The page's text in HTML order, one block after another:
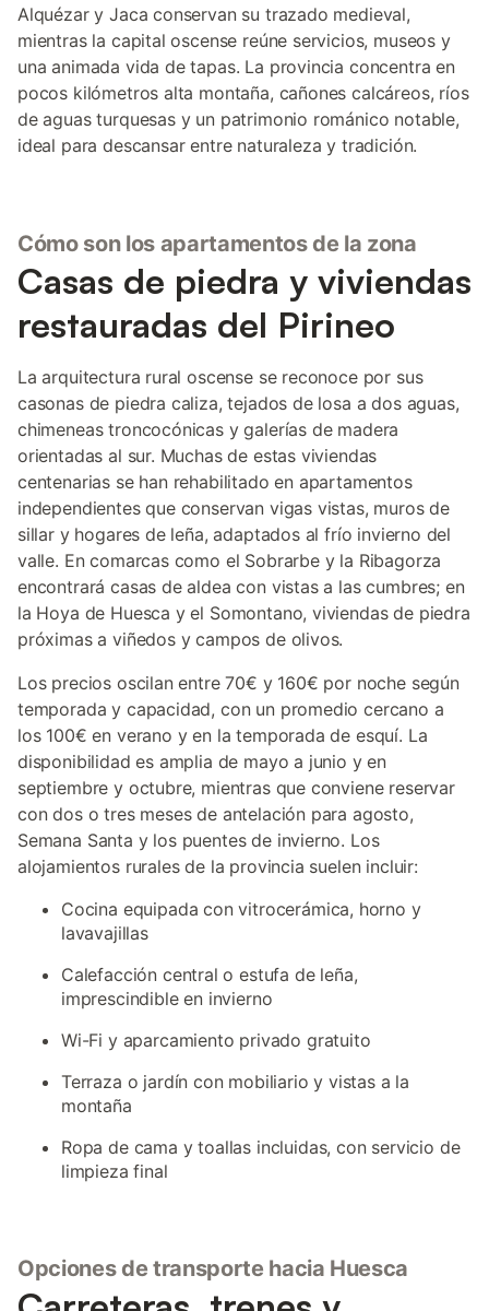
Alquézar y Jaca conservan su trazado medieval,
mientras la capital oscense reúne servicios, museos y
una animada vida de tapas. La provincia concentra en
pocos kilómetros alta montaña, cañones calcáreos, ríos
de aguas turquesas y un patrimonio románico notable,
ideal para descansar entre naturaleza y tradición.
Cómo son los apartamentos de la zona
Casas de piedra y viviendas
restauradas del Pirineo
La arquitectura rural oscense se reconoce por sus
casonas de piedra caliza, tejados de losa a dos aguas,
chimeneas troncocónicas y galerías de madera
orientadas al sur. Muchas de estas viviendas
centenarias se han rehabilitado en apartamentos
independientes que conservan vigas vistas, muros de
sillar y hogares de leña, adaptados al frío invierno del
valle. En comarcas como el Sobrarbe y la Ribagorza
encontrará casas de aldea con vistas a las cumbres; en
la Hoya de Huesca y el Somontano, viviendas de piedra
próximas a viñedos y campos de olivos.
Los precios oscilan entre 70€ y 160€ por noche según
temporada y capacidad, con un promedio cercano a
los 100€ en verano y en la temporada de esquí. La
disponibilidad es amplia de mayo a junio y en
septiembre y octubre, mientras que conviene reservar
con dos o tres meses de antelación para agosto,
Semana Santa y los puentes de invierno. Los
alojamientos rurales de la provincia suelen incluir:
Cocina equipada con vitrocerámica, horno y
lavavajillas
Calefacción central o estufa de leña,
imprescindible en invierno
Wi-Fi y aparcamiento privado gratuito
Terraza o jardín con mobiliario y vistas a la
montaña
Ropa de cama y toallas incluidas, con servicio de
limpieza final
Opciones de transporte hacia Huesca